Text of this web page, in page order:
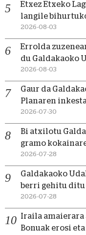
Etxez Etxeko
langile
2026-08-03
Errolda
du Galdakaoko
2026-08-03
Gaur da
Planaren
2026-07-30
Bi atxilotu
gramo
2026-07-28
Galdakaoko
berri gehitu
2026-07-28
Iraila amaierara
Bonuak erosi